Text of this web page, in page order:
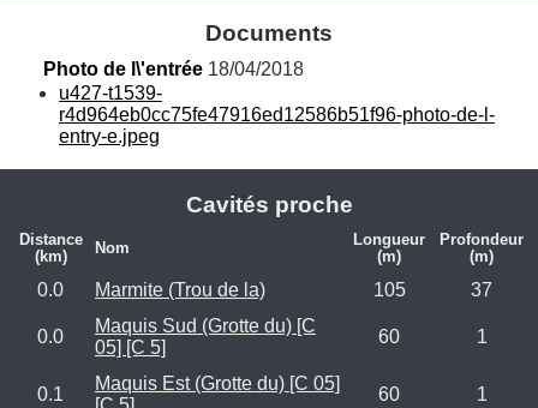
Documents
Photo de l\'entrée 18/04/2018
u427-t1539-
r4d964eb0cc75fe47916ed12586b51f96-photo-de-l-
entry-e.jpeg
Cavités proche
Distance
(km)
Nom
Longueur
(m)
Profondeur
(m)
0.0 Marmite (Trou de la) 105 37
0.0
Maquis Sud (Grotte du) [C
05] [C 5]
60 1
0.1
Maquis Est (Grotte du) [C 05]
60 1